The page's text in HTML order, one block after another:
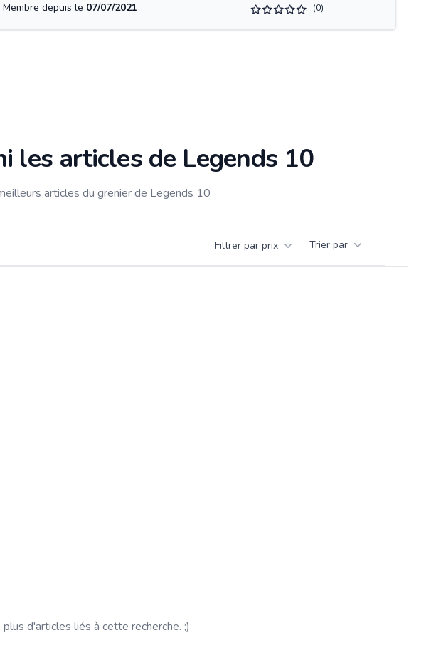
Membre depuis le 07/07/2021 (0)
les articles de Legends 10
articles du grenier de Legends 10
Filtrer par prix Trier par
plus d'articles liés à cette recherche. ;)